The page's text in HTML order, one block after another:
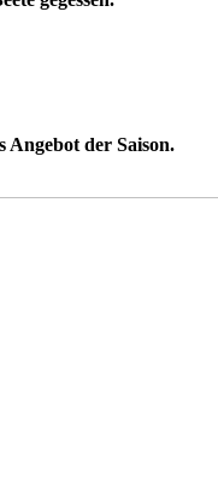
Angebot der Saison.